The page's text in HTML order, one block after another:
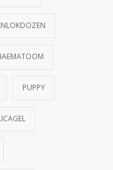
PUPPY